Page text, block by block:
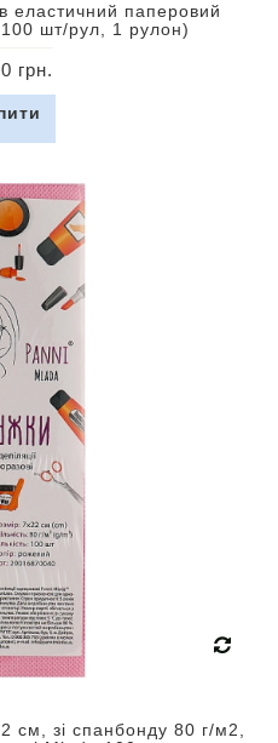
еластичний паперовий
шт/рул, 1 рулон)
грн.
см, зі спанбонду 80 г/м2,